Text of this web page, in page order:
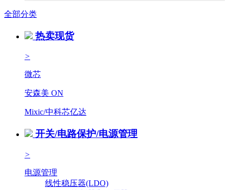
全部分类
热卖现货
>
微芯
安森美 ON
Mixic/中科芯亿达
开关/电路保护/电源管理
>
电源管理
线性稳压器(LDO)